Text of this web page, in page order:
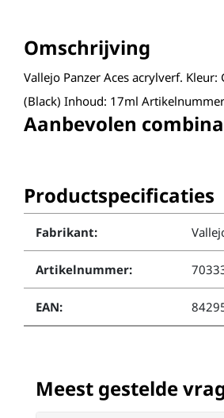
Omschrijving
Vallejo Panzer Aces acrylverf. Kleur:
(Black) Inhoud: 17ml
Aanbevolen
Productspecificaties
Fabrikant:
Artikelnummer:
EAN:
Meest gestelde